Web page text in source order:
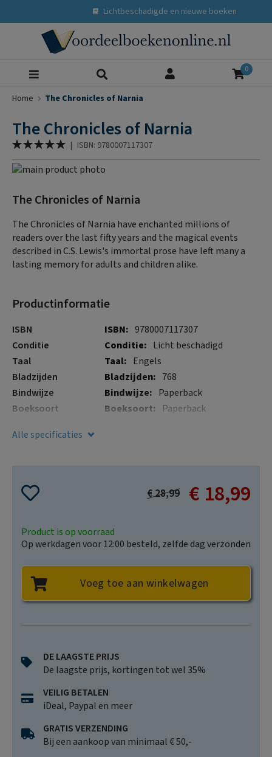
Lichtbeschadigde en nieuwe boeken
0
Home The Chronicles of Narnia
The Chronicles of Narnia
Waardering:
% of
| ISBN: 9780007117307
Ga
het
van
de
afbeeldingen-
gallerij
naar
begin
van
de
afbeeldingen-
The Chronicles of Narnia
The Chronicles of Narnia have enchanted millions of
readers over the last fifty years and the magical events
described in C.S. Lewis's immortal prose have left many a
lasting memory for adults and children alike.
Productinformatie
Meer
informatie
ISBN
9780007117307
Conditie
Licht beschadigd
Taal
Engels
Bladzijden
768
Bindwijze
Paperback
Boeksoort
Paperback
Verschijningsdatum
Alle specificaties
Special
Price
€ 18,99
€ 28,99
Product is op voorraad
Op werkdagen voor 12:00 besteld, zelfde dag verzonden
Voeg toe aan winkelwagen
DE LAAGSTE PRIJS
De laagste prijs, kortingen tot wel 35%
VEILIG BETALEN
iDeal, Paypal en meer
GRATIS VERZENDING
Bij een aankoop van minimaal € 50,-